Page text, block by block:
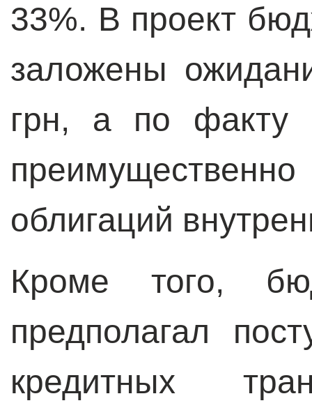
33%. В проект
заложены
грн, а по факту
облигаций
Кроме того,
предполагал
кредитных